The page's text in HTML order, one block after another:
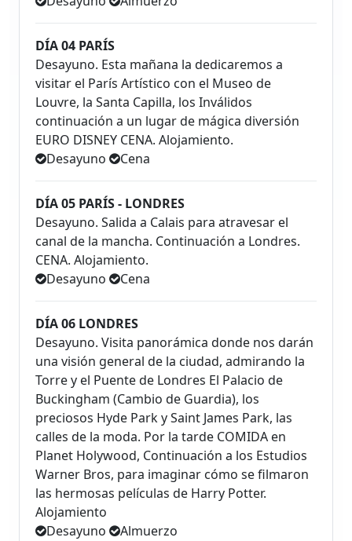
DÍA 04 PARÍS
Desayuno. Esta mañana la dedicaremos a
visitar el París Artístico con el Museo de
Louvre, la Santa Capilla, los Inválidos
continuación a un lugar de mágica diversión
EURO DISNEY CENA. Alojamiento.
Desayuno
Cena
DÍA 05 PARÍS - LONDRES
Desayuno. Salida a Calais para atravesar el
canal de la mancha. Continuación a Londres.
CENA. Alojamiento.
Desayuno
Cena
DÍA 06 LONDRES
Desayuno. Visita panorámica donde nos darán
una visión general de la ciudad, admirando la
Torre y el Puente de Londres El Palacio de
Buckingham (Cambio de Guardia), los
preciosos Hyde Park y Saint James Park, las
calles de la moda. Por la tarde COMIDA en
Planet Holywood, Continuación a los Estudios
Warner Bros, para imaginar cómo se filmaron
las hermosas películas de Harry Potter.
Alojamiento
Desayuno
Almuerzo